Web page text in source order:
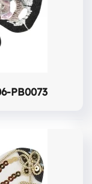
PB0073